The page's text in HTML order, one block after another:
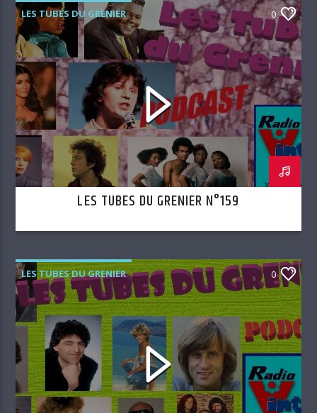
LES TUBES DU GRENIER 0
LES TUBES DU GRENIER N°159
LES TUBES DU GRENIER 0